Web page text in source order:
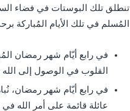
تنطلق تلك البوستات في فضاء
المُسلم في تلك الأيام المُباركة
في رابع أيّام شهر رمضان
القلوب في الوصول إلى الله
في رابع أيّام شهر رمضان،
عائلة قائمة على أمر الله